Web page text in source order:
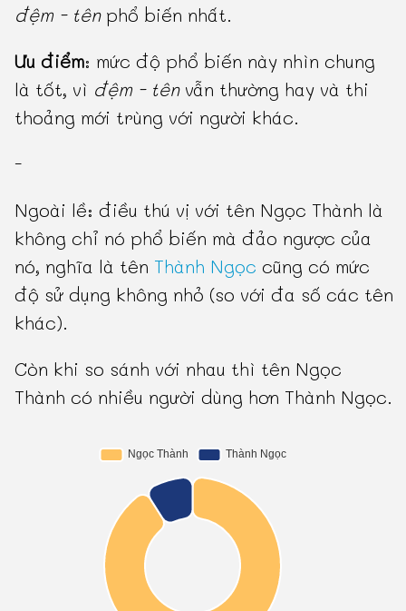
đệm - tênphổ biến nhất.
Ưu điểm: mức độ phổ biến này nhìn chung
là tốt, vì đệm - tênvẫn thường hay và thi
thoảng mới trùng với người khác.
-
Ngoài lề: điều thú vị với tên Ngọc Thành là
không chỉ nó phổ biến mà đảo ngược của
nó, nghĩa là tên Thành Ngọc cũng có mức
độ sử dụng không nhỏ (so với đa số các tên
khác).
Còn khi so sánh với nhau thì tên Ngọc
Thành có nhiều người dùng hơn Thành Ngọc.